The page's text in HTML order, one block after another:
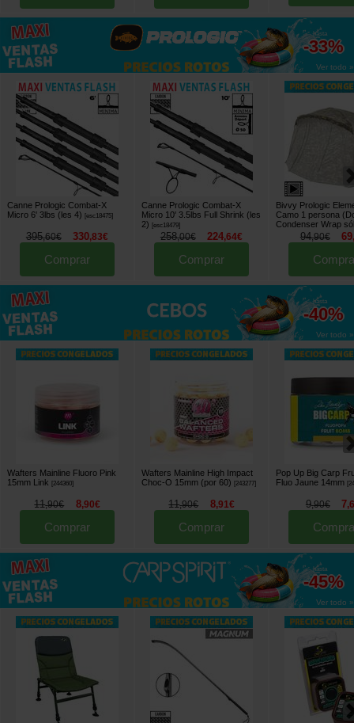
hasta
-33%
Ver todo »
Canne Prologic Combat-X
Micro 6' 3lbs (les 4)
[esc18475]
395,60€ 330,83€
Comprar
Canne Prologic Combat-X
Micro 10' 3.5lbs Full Shrink (les
2)
[esc18479]
258,00€ 224,64€
Comprar
Bivvy Prologic
Camo 1 persona
Condenser Wrap
94,90€ 69
hasta
-40%
Ver todo »
Wafters Mainline Fluoro Pink
15mm Link [244360]
11,90€ 8,90€
Comprar
Wafters Mainline High Impact
Choc-O 15mm (por 60) [243277]
11,90€ 8,91 €
Comprar
Pop Up Big Carp
Fluo Jaune 14mm [
9,90€ 7,
hasta
-45%
Ver todo »